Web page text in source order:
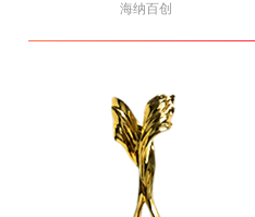
海纳百创